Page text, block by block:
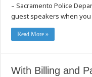
– Sacramento Police
guest speakers when
Read More »
With Billing and